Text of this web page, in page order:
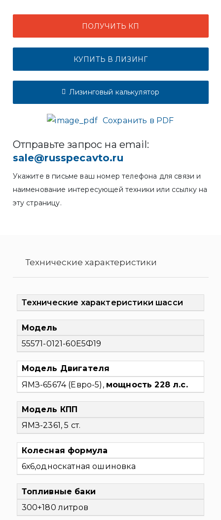
ПОЛУЧИТЬ КП
КУПИТЬ В ЛИЗИНГ
Лизинговый калькулятор
Сохранить в PDF
Отправьте запрос на email:
sale@russpecavto.ru
Укажите в письме ваш номер телефона для связи и
наименование интересующей техники или ссылку на
эту страницу.
Технические характеристики
Технические характеристики шасси
Модель
55571-0121-60Е5Ф19
Модель Двигателя
ЯМЗ-65674 (Евро-5), мощность 228 л.с.
Модель КПП
ЯМЗ-2361, 5 ст.
Колесная формула
6х6,односкатная ошиновка
Топливные баки
300+180 литров